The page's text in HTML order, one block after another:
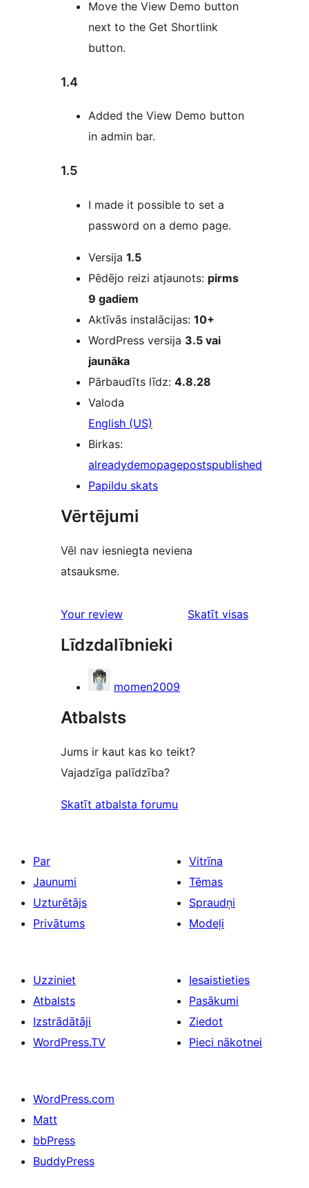
Move the View Demo button
next to the Get Shortlink
button.
1.4
Added the View Demo button
in admin bar.
1.5
I made it possible to set a
password on a demo page.
MetaVersija 1.5
Pēdējo reizi atjaunots: pirms
9 gadiem
Aktīvās instalācijas: 10+
WordPress versija 3.5 vai
jaunāka
Pārbaudīts līdz: 4.8.28
Valoda
English (US)
Birkas:
alreadydemopagepostspublished
Papildu skats
Vērtējumi
Vēl nav iesniegta neviena
atsauksme.
Your review Skatīt visasatsauksmes
Līdzdalībnieki
momen2009
Atbalsts
Jums ir kaut kas ko teikt?
Vajadzīga palīdzība?
Skatīt atbalsta forumu
Par
Jaunumi
Uzturētājs
Privātums
Vitrīna
Tēmas
Spraudņi
Modeļi
Uzziniet
Atbalsts
Izstrādātāji
WordPress.TV
Iesaistieties
Pasākumi
Ziedot
Pieci nākotnei
WordPress.com
Matt
bbPress
BuddyPress